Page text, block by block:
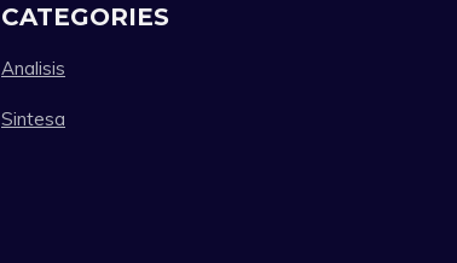
CATEGORIES
Analisis
Sintesa